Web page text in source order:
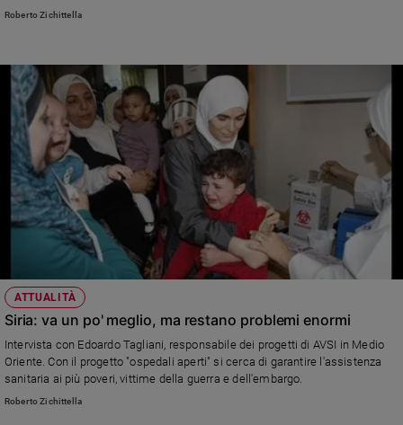
Roberto Zichittella
ATTUALITÀ
Siria: va un po' meglio, ma restano problemi enormi
Intervista con Edoardo Tagliani, responsabile dei progetti di AVSI in Medio
Oriente. Con il progetto "ospedali aperti" si cerca di garantire l'assistenza
sanitaria ai più poveri, vittime della guerra e dell'embargo.
Roberto Zichittella